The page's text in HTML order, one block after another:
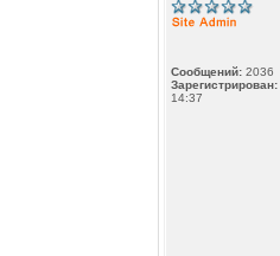
Сообщений: 2036
Зарегистрирован:
14:37